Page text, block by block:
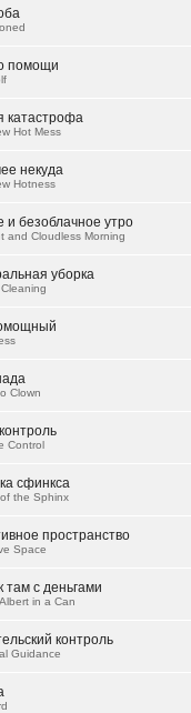
помощи
катастрофа
Hot Mess
некуда
Hotness
и безоблачное утро
and Cloudless Morning
уборка
Clown
Control
сфинкса
the Sphinx
пространство
Space
там с деньгами
in a Can
контроль
Guidance